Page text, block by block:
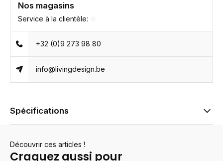
Nos magasins
Service à la clientèle:
+32 (0)9 273 98 80
info@livingdesign.be
Spécifications
Découvrir ces articles !
Craquez aussi pour